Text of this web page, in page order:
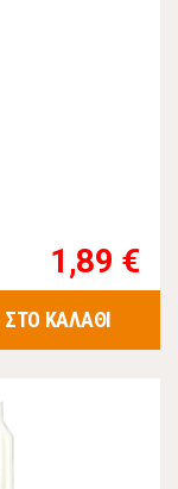
1,89 €
ΣΤΟ ΚΑΛΑΘΙ